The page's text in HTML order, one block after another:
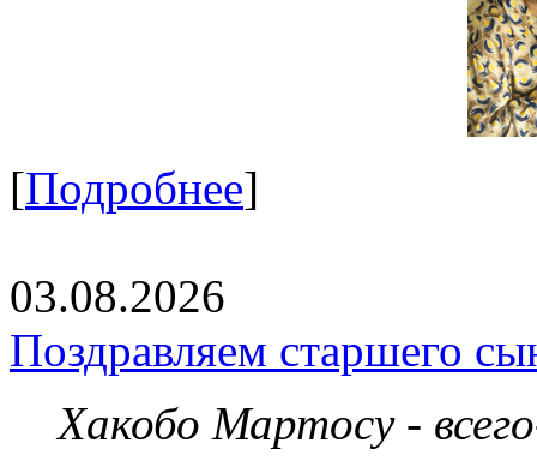
[Подробнее]
03.08.2026
Поздравляем старшего
Хакобо Мартосу -